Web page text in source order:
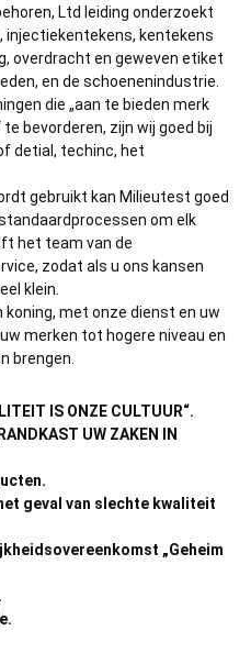
Ltd leiding onderzoekt
kentekens
overdracht en geweven etiket
en de schoenenindustrie.
die „aan te bieden merk
bevorderen, zijn wij goed bij
detial, techinc, het
gebruikt kan Milieutest goed
om elk
het team van de
zodat als u ons kansen
klein.
koning, met onze dienst en uw
merken tot hogere niveau en
brengen.
IS ONZE CULTUUR“.
UW ZAKEN IN
geval van slechte kwaliteit
„Geheim